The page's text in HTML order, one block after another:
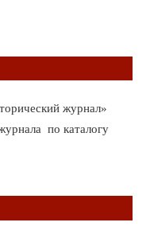
журнал»
по каталогу